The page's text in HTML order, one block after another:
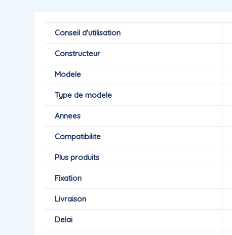
Conseil d'utilisation
Constructeur
Modele
Type de modele
Annees
Compatibilite
Plus produits
Fixation
Livraison
Delai